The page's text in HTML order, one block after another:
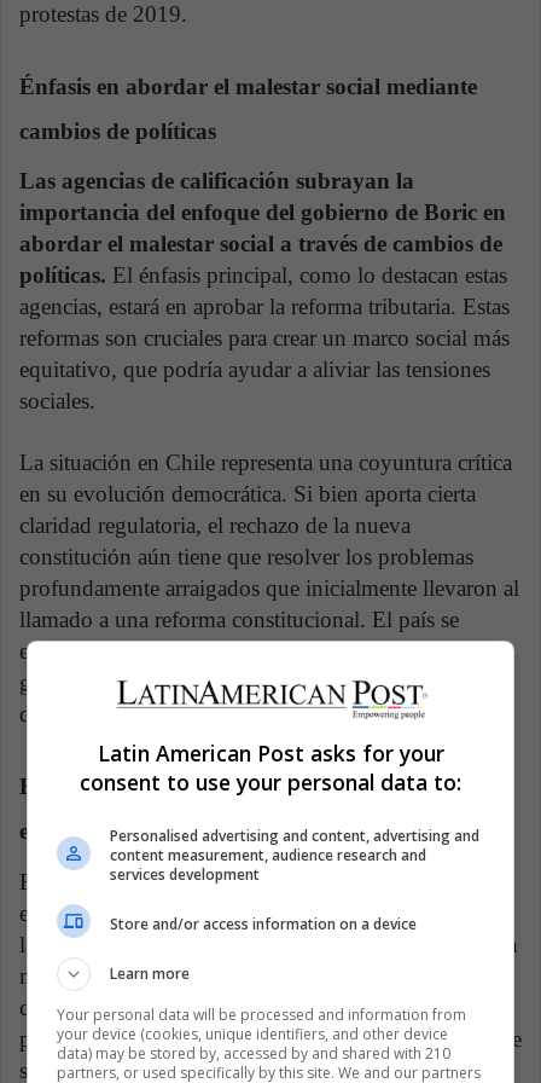
protestas de 2019.
Énfasis en abordar el malestar social mediante
cambios de políticas
Las agencias de calificación subrayan la
importancia del enfoque del gobierno de Boric en
abordar el malestar social a través de cambios de
políticas. El énfasis principal, como lo destacan estas
agencias, estará en aprobar la reforma tributaria. Estas
reformas son cruciales para crear un marco social más
equitativo, que podría ayudar a aliviar las tensiones
sociales.
La situación en Chile representa una coyuntura crítica
en su evolución democrática. Si bien aporta cierta
claridad regulatoria, el rechazo de la nueva
constitución aún tiene que resolver los problemas
profundamente arraigados que inicialmente llevaron al
llamado a una reforma constitucional. El país se
encuentra en una encrucijada, donde la respuesta del
gobierno a estos desafíos será fundamental para
determinar el camino a seguir.
El papel de la política económica y la navegación
en el panorama político
Es necesario considerar el papel de la política
económica en este contexto. Dado que se espera que
la economía se estanque en el corto plazo, se necesitan
medidas políticas efectivas para estimular el
crecimiento y abordar los agravios económicos de la
población. Estas medidas y reformas en los sectores de
servicios públicos podrían ser fundamentales para
Latin American Post asks for your
consent to use your personal data to:
Personalised advertising and content, advertising and
content measurement, audience research and
services development
Store and/or access information on a device
Learn more
Your personal data will be processed and information from
your device (cookies, unique identifiers, and other device
data) may be stored by, accessed by and shared with 210
partners, or used specifically by this site. We and our partners